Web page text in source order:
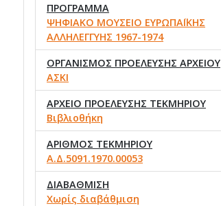
ΠΡΟΓΡΑΜΜΑ
ΨΗΦΙΑΚΟ ΜΟΥΣΕΙΟ ΕΥΡΩΠΑΪΚΗΣ
ΑΛΛΗΛΕΓΓΥΗΣ 1967-1974
ΟΡΓΑΝΙΣΜΟΣ ΠΡΟΕΛΕΥΣΗΣ ΑΡΧΕΙΟΥ
ΑΣΚΙ
ΑΡΧΕΙΟ ΠΡΟΕΛΕΥΣΗΣ ΤΕΚΜΗΡΙΟΥ
Βιβλιοθήκη
ΑΡΙΘΜΟΣ ΤΕΚΜΗΡΙΟΥ
Α.Δ.5091.1970.00053
ΔΙΑΒΑΘΜΙΣΗ
Χωρίς διαβάθμιση